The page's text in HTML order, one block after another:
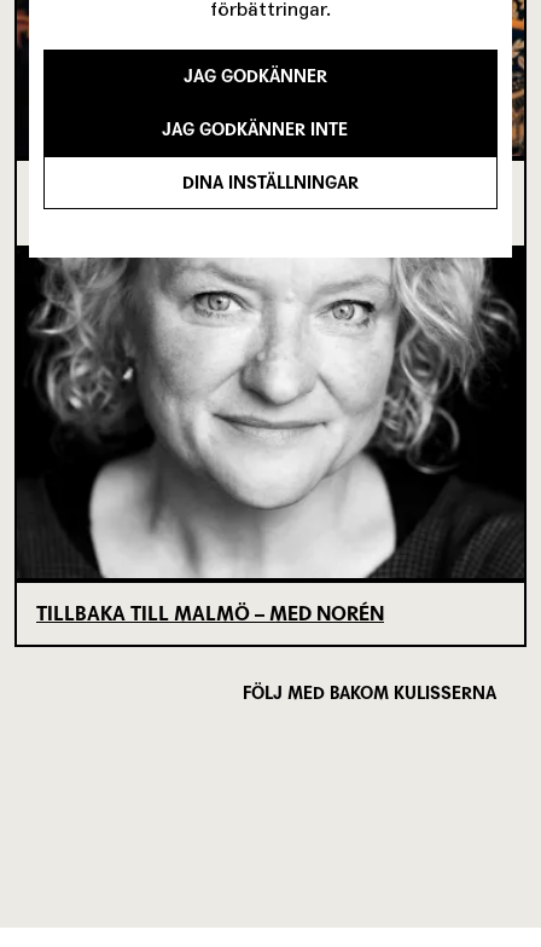
I SPRICKAN MELLAN DET SOM VARIT OCH DET
SOM ÄNNU INTE BÖRJAT
TILLBAKA TILL MALMÖ – MED NORÉN
FÖLJ MED BAKOM KULISSERNA
förbättringar.
JAG GODKÄNNER
JAG GODKÄNNER INTE
DINA INSTÄLLNINGAR